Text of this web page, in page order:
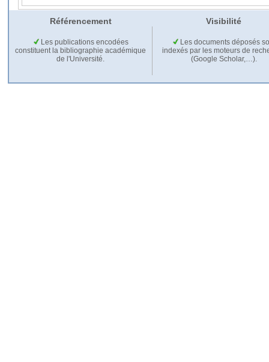
Référencement Visibilité
Les publications encodées
constituent la bibliographie académique
de l'Université.
Les documents déposés
indexés par les moteurs de
(Google Scholar,…).